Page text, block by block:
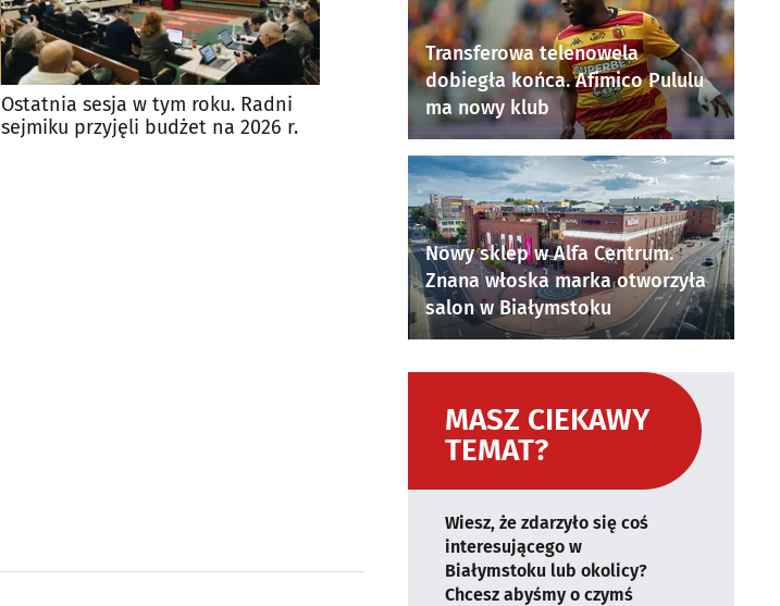
Ostatnia sesja w tym roku. Radni
sejmiku przyjęli budżet na 2026 r.
Transferowa telenowela
dobiegła końca. Afimico Pululu
ma nowy klub
Nowy sklep w Alfa Centrum.
Znana włoska marka otworzyła
salon w Białymstoku
MASZ CIEKAWY
TEMAT?
Wiesz, że zdarzyło się coś
interesującego w
Białymstoku lub okolicy?
Chcesz abyśmy o czymś